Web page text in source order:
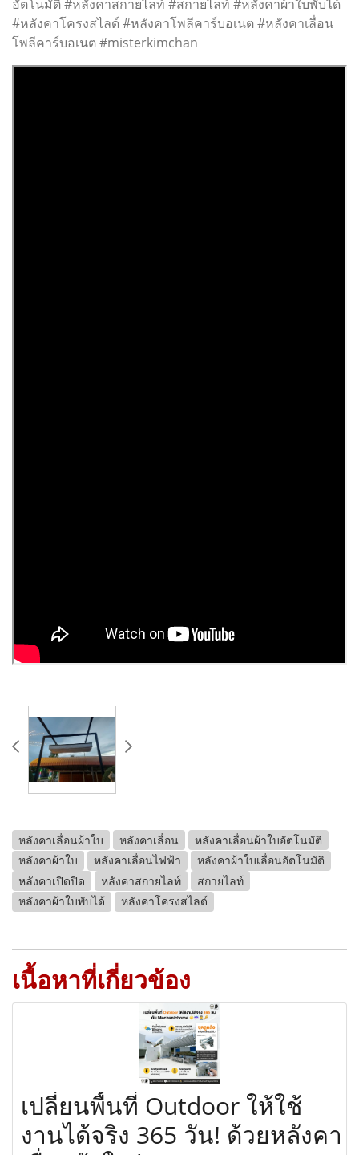
อัตโนมัติ #หลังคาสกายไลท์ #สกายไลท์ #หลังคาผ้าใบพับได้
#หลังคาโครงสไลด์ #หลังคาโพลีคาร์บอเนต #หลังคาเลื่อน
โพลีคาร์บอเนต #misterkimchan
หลังคาเลื่อนผ้าใบ หลังคาเลื่อน
หลังคาเลื่อนผ้าใบอัตโนมัติ
หลังคาผ้าใบ
หลังคาเลื่อนไฟฟ้า
หลังคาผ้าใบเลื่อนอัตโนมัติ
หลังคาเปิดปิด
หลังคาสกายไลท์
สกายไลท์
หลังคาผ้าใบพับได้
หลังคาโครงสไลด์
เนื้อหาที่เกี่ยวข้อง
เปลี่ยนพื้นที่ Outdoor ให้ใช้
งานได้จริง 365 วัน! ด้วยหลังคา